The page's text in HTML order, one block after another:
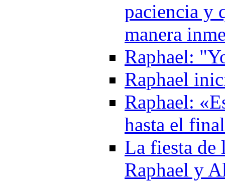
paciencia y
manera
Raphael:
Raphael
Raphael:
hasta el
La fiesta de
Raphael y